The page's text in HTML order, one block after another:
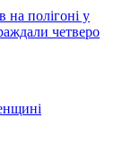
на полігоні у
четверо